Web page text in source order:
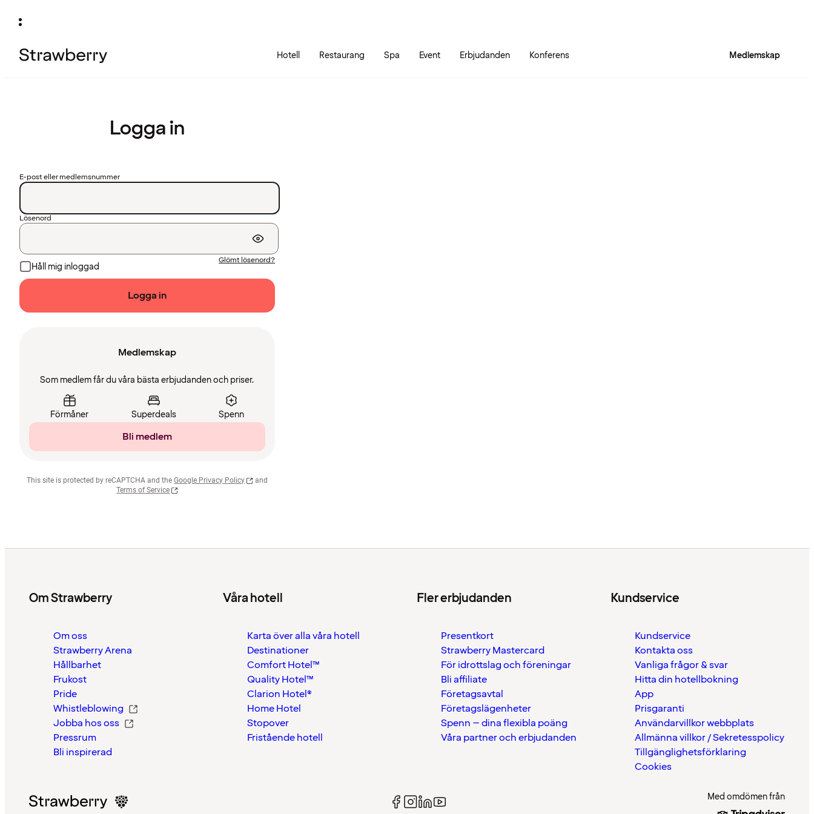
Hotell Restaurang Spa Event Erbjudanden Konferens Medlemskap
Logga in
E-post eller medlemsnummer
Lösenord
Håll mig inloggad
Glömt lösenord?
Logga in
Medlemskap
Som medlem får du våra bästa erbjudanden och priser.
Förmåner Superdeals Spenn
Bli medlem
This site is protected by reCAPTCHA and the Google Privacy Policy
and
Terms of Service
Om Strawberry
Om oss
Strawberry Arena
Hållbarhet
Frukost
Pride
Whistleblowing
Jobba hos oss
Pressrum
Bli inspirerad
Våra hotell
Karta över alla våra hotell
Destinationer
Comfort Hotel™
Quality Hotel™
Clarion Hotel®
Home Hotel
Stopover
Fristående hotell
Fler erbjudanden
Presentkort
Strawberry Mastercard
För idrottslag och föreningar
Bli affiliate
Företagsavtal
Företagslägenheter
Spenn – dina flexibla poäng
Våra partner och erbjudanden
Kundservice
Kundservice
Kontakta oss
Vanliga frågor & svar
Hitta din hotellbokning
App
Prisgaranti
Användarvillkor webbplats
Allmänna villkor / Sekretesspolicy
Tillgänglighetsförklaring
Cookies
Med omdömen från